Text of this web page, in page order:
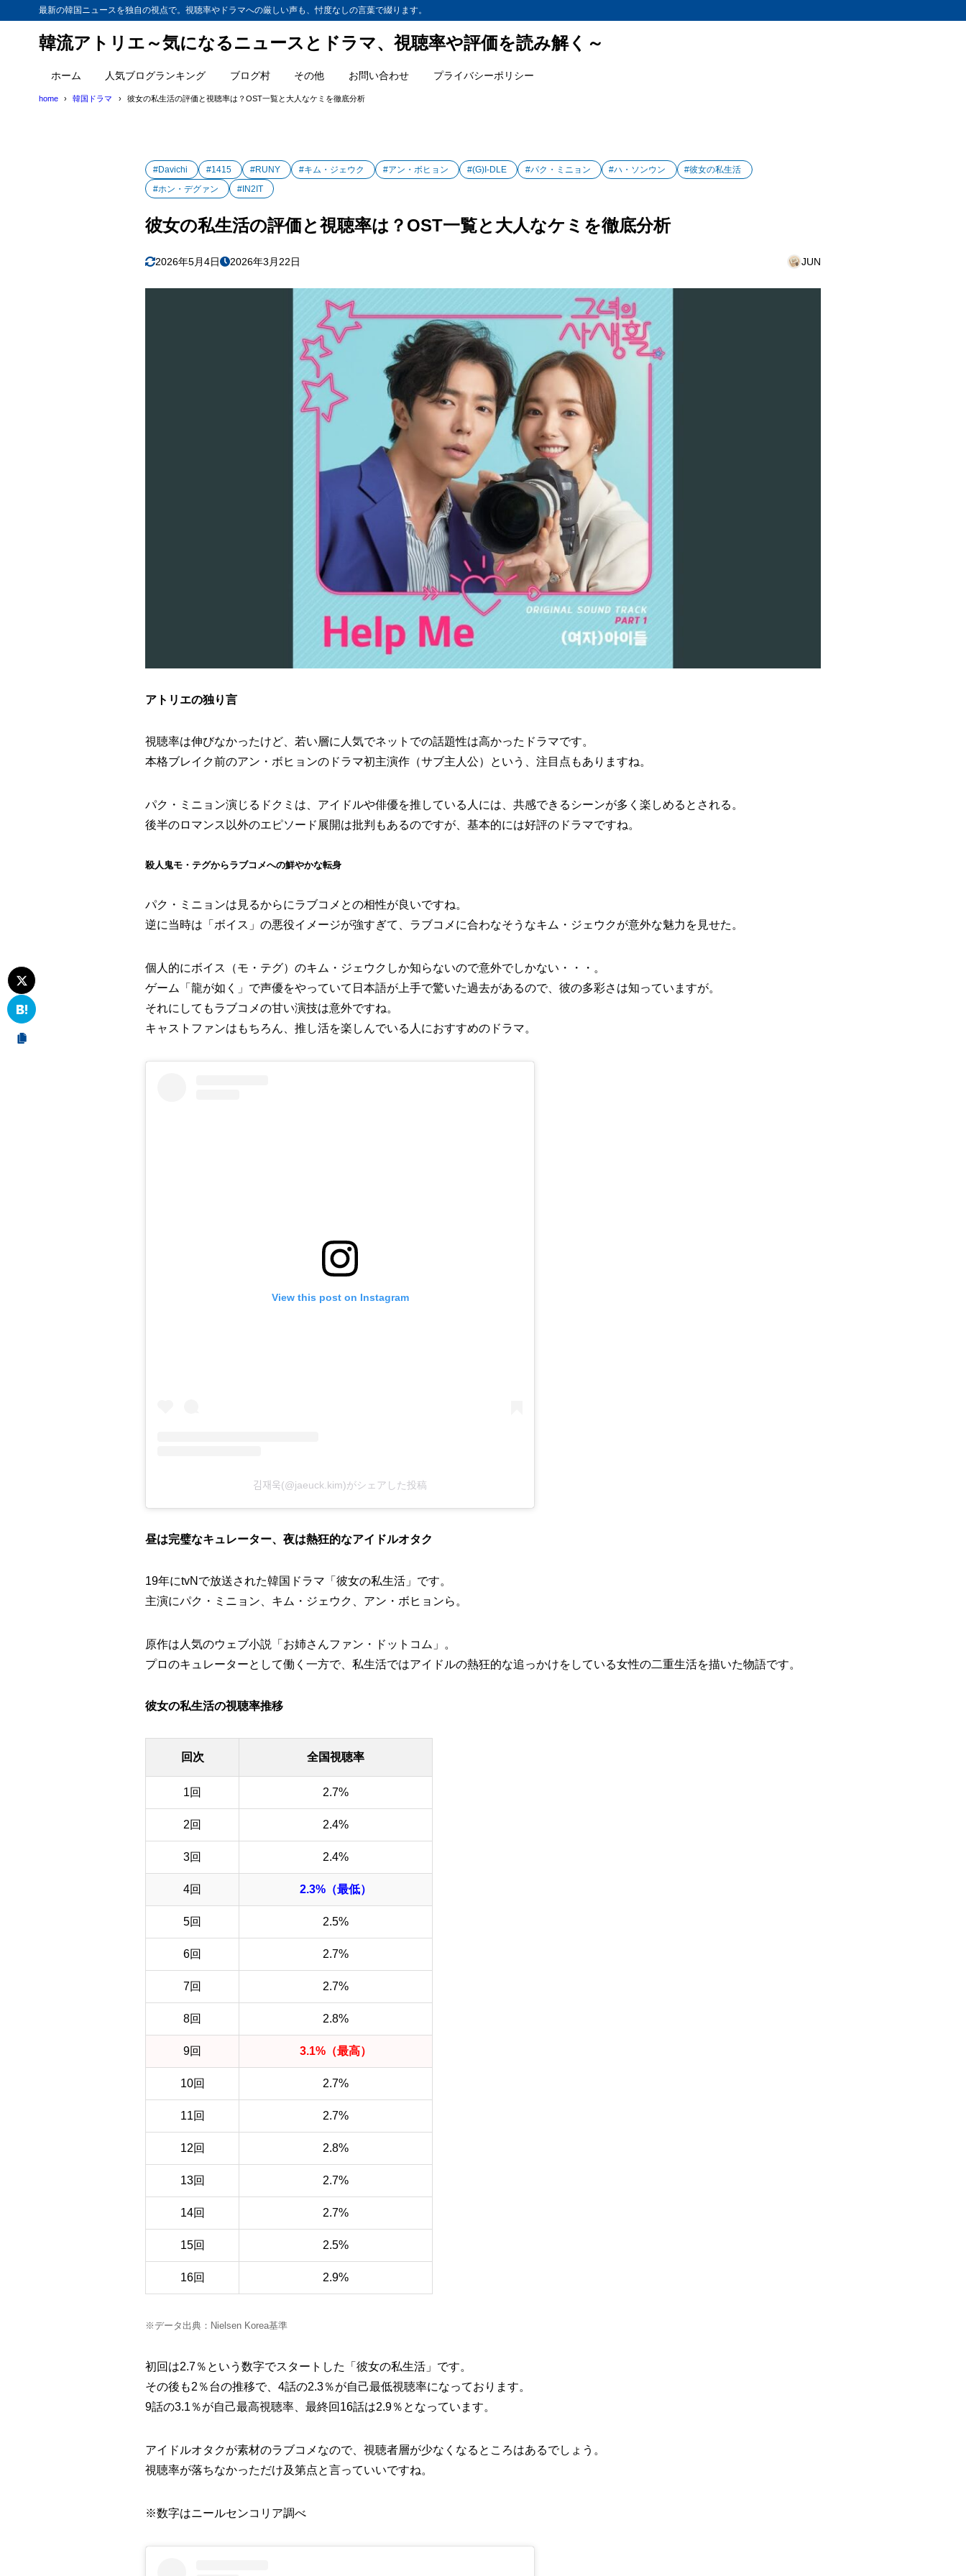
最新の韓国ニュースを独自の視点で。視聴率やドラマへの厳しい声も、忖度なしの言葉で綴ります。
韓流アトリエ～気になるニュースとドラマ、視聴率や評価を読み解く～
ホーム 人気ブログランキング ブログ村 その他 お問い合わせ プライバシーポリシー
home 韓国ドラマ 彼女の私生活の評価と視聴率は？OST一覧と大人なケミを徹底分析
#Davichi #1415 #RUNY #キム・ジェウク #アン・ボヒョン #(G)I-DLE #パク・ミニョン #ハ・ソンウン
#彼女の私生活
#ホン・デグァン
#IN2IT
彼女の私生活の評価と視聴率は？OST一覧と大人なケミを徹底分析
2026年5月4日 2026年3月22日 JUN
アトリエの独り言
視聴率は伸びなかったけど、若い層に人気でネットでの話題性は高かったドラマです。
本格ブレイク前のアン・ボヒョンのドラマ初主演作（サブ主人公）という、注目点もありますね。
パク・ミニョン演じるドクミは、アイドルや俳優を推している人には、共感できるシーンが多く楽しめるとされる。
後半のロマンス以外のエピソード展開は批判もあるのですが、基本的には好評のドラマですね。
殺人鬼モ・テグからラブコメへの鮮やかな転身
パク・ミニョンは見るからにラブコメとの相性が良いですね。
逆に当時は「ボイス」の悪役イメージが強すぎて、ラブコメに合わなそうなキム・ジェウクが意外な魅力を見せた。
個人的にボイス（モ・テグ）のキム・ジェウクしか知らないので意外でしかない・・・。
ゲーム「龍が如く」で声優をやっていて日本語が上手で驚いた過去があるので、彼の多彩さは知っていますが。
それにしてもラブコメの甘い演技は意外ですね。
キャストファンはもちろん、推し活を楽しんでいる人におすすめのドラマ。
View this post on Instagram
김재욱(@jaeuck.kim)がシェアした投稿
昼は完璧なキュレーター、夜は熱狂的なアイドルオタク
19年にtvNで放送された韓国ドラマ「彼女の私生活」です。
主演にパク・ミニョン、キム・ジェウク、アン・ボヒョンら。
原作は人気のウェブ小説「お姉さんファン・ドットコム」。
プロのキュレーターとして働く一方で、私生活ではアイドルの熱狂的な追っかけをしている女性の二重生活を描いた物語です。
彼女の私生活の視聴率推移
回次 全国視聴率
1回 2.7%
2回 2.4%
3回 2.4%
4回 2.3%（最低）
5回 2.5%
6回 2.7%
7回 2.7%
8回 2.8%
9回 3.1%（最高）
10回 2.7%
11回 2.7%
12回 2.8%
13回 2.7%
14回 2.7%
15回 2.5%
16回 2.9%
※データ出典：Nielsen Korea基準
初回は2.7％という数字でスタートした「彼女の私生活」です。
その後も2％台の推移で、4話の2.3％が自己最低視聴率になっております。
9話の3.1％が自己最高視聴率、最終回16話は2.9％となっています。
アイドルオタクが素材のラブコメなので、視聴者層が少なくなるところはあるでしょう。
視聴率が落ちなかっただけ及第点と言っていいですね。
※数字はニールセンコリア調べ